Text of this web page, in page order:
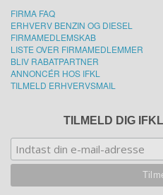
FIRMA FAQ
ERHVERV BENZIN OG DIESEL
FIRMAMEDLEMSKAB
LISTE OVER FIRMAMEDLEMMER
BLIV RABATPARTNER
ANNONCÉR HOS IFKL
TILMELD ERHVERVSMAIL
TILMELD DIG